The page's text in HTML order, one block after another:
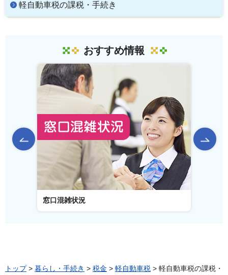
軽自動車税の課税・手続き
おすすめ情報
前のスライドを表示
窓口混雑状況
トップ> 暮らし・手続き > 税金 > 軽自動車税 > 軽自動車税の課税・